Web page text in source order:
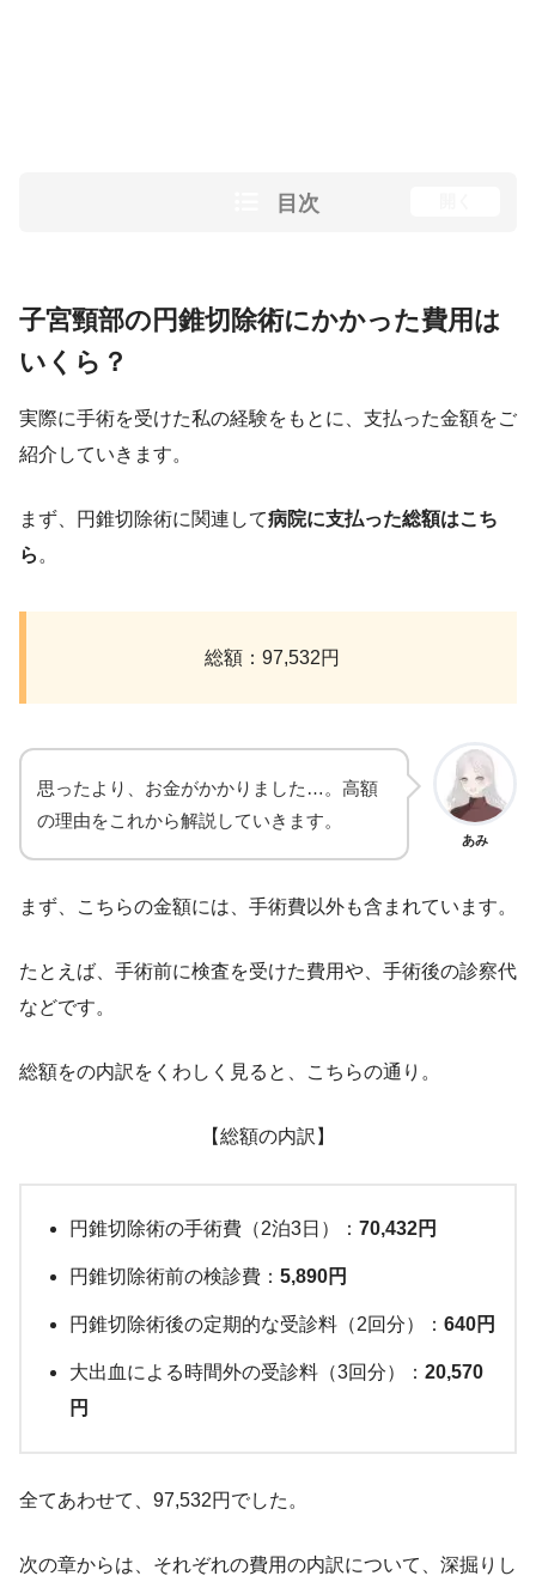
目次
子宮頸部の円錐切除術にかかった費用は
いくら？
実際に手術を受けた私の経験をもとに、支払った金額をご
紹介していきます。
まず、円錐切除術に関連して病院に支払った総額はこち
ら 。
総額：97,532円
あみ
思ったより、お金がかかりました…。高額
の理由をこれから解説していきます。
まず、こちらの金額には、手術費以外も含まれています。
たとえば、手術前に検査を受けた費用や、手術後の診察代
などです。
総額をの内訳をくわしく見ると、こちらの通り。
【総額の内訳】
円錐切除術の手術費（2泊3日）： 70,432円
円錐切除術前の検診費： 5,890円
円錐切除術後の定期的な受診料（2回分）： 640円
大出血による時間外の受診料（3回分）： 20,570
円
全てあわせて、97,532円でした。
次の章からは、それぞれの費用の内訳について、深掘りし